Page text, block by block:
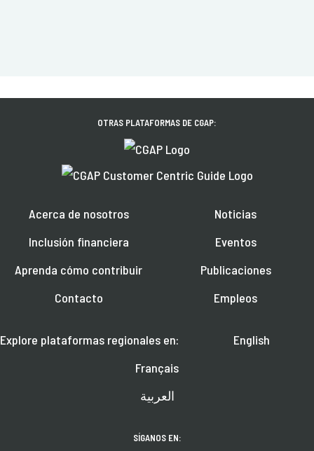
OTRAS PLATAFORMAS DE CGAP:
Acerca de nosotros
Inclusión financiera
Aprenda cómo contribuir
Contacto
Noticias
Eventos
Publicaciones
Empleos
Explore plataformas regionales en:
English
Français
العربية
SÍGANOS EN: